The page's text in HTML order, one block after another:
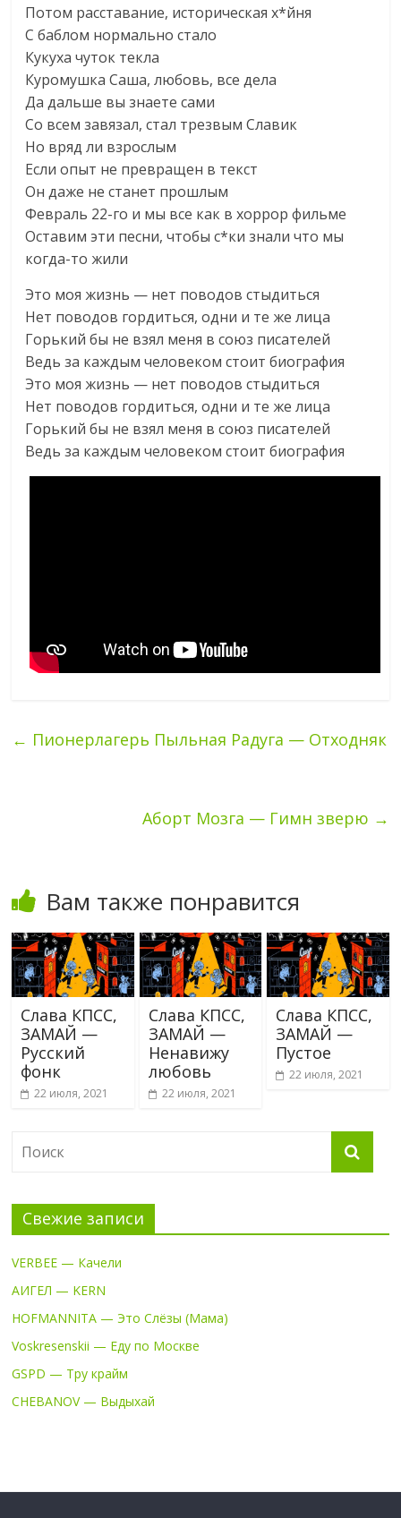
Потом расставание, историческая х*йня
С баблом нормально стало
Кукуха чуток текла
Куромушка Саша, любовь, все дела
Да дальше вы знаете сами
Со всем завязал, стал трезвым Славик
Но вряд ли взрослым
Если опыт не превращен в текст
Он даже не станет прошлым
Февраль 22-го и мы все как в хоррор фильме
Оставим эти песни, чтобы с*ки знали что мы
когда-то жили
Это моя жизнь — нет поводов стыдиться
Нет поводов гордиться, одни и те же лица
Горький бы не взял меня в союз писателей
Ведь за каждым человеком стоит биография
Это моя жизнь — нет поводов стыдиться
Нет поводов гордиться, одни и те же лица
Горький бы не взял меня в союз писателей
Ведь за каждым человеком стоит биография
← Пионерлагерь Пыльная Радуга — Отходняк
Аборт Мозга — Гимн зверю →
Вам также понравится
Слава КПСС,
ЗАМАЙ —
Русский
фонк
22 июля, 2021
Слава КПСС,
ЗАМАЙ —
Ненавижу
любовь
22 июля, 2021
Слава КПСС,
ЗАМАЙ —
Пустое
22 июля, 2021
Свежие записи
VERBEE — Качели
АИГЕЛ — KERN
HOFMANNITA — Это Слёзы (Мама)
Voskresenskii — Еду по Москве
GSPD — Тру крайм
CHEBANOV — Выдыхай